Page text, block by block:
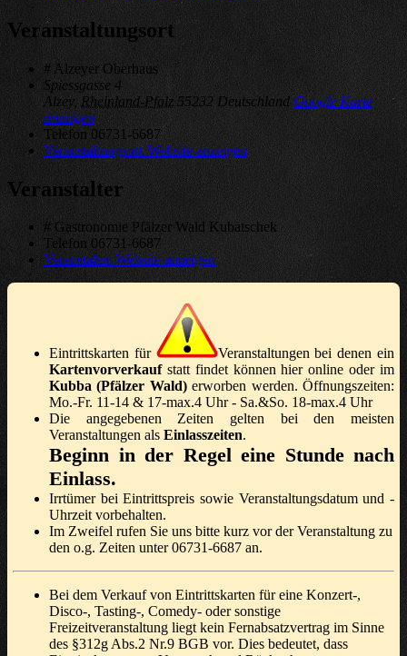
Veranstaltungsort
# Alzeyer Oberhaus
Spiessgasse 4
Alzey, Rheinland-Pfalz 55232 Deutschland Google Karte
anzeigen
Telefon 06731-6687
Veranstaltungsort-Website anzeigen
Veranstalter
# Gastronomie Pfälzer Wald Kubatschek
Telefon 06731-6687
Veranstalter-Website anzeigen
Eintrittskarten für
Veranstaltungen bei denen ein
Kartenvorverkaufstatt findet können hier online oder im
Kubba (Pfälzer Wald)erworben werden. Öffnungszeiten:
Mo.-Fr. 11-14 & 17-max.4 Uhr - Sa.&So. 18-max.4 Uhr
Die angegebenen Zeiten gelten bei den meisten
Veranstaltungen als Einlasszeiten.
Beginn in der Regel eine Stunde nach
Einlass.
Irrtümer bei Eintrittspreis sowie Veranstaltungsdatum und -
Uhrzeit vorbehalten.
Im Zweifel rufen Sie uns bitte kurz vor der Veranstaltung zu
den o.g. Zeiten unter 06731-6687 an.
Bei dem Verkauf von Eintrittskarten für eine Konzert-,
Disco-, Tasting-, Comedy- oder sonstige
Freizeitveranstaltung liegt kein Fernabsatzvertrag im Sinne
des §312g Abs.2 Nr.9 BGB vor. Dies bedeutet, dass